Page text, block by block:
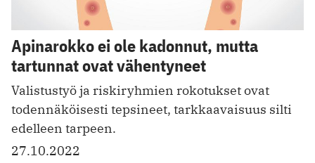
Apinarokko ei ole kadonnut, mutta
tartunnat ovat vähentyneet
Valistustyö ja riskiryhmien rokotukset ovat
todennäköisesti tepsineet, tarkkaavaisuus silti
edelleen tarpeen.
27.10.2022